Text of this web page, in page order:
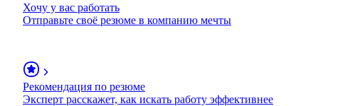
Хочу у вас работать
Отправьте своё резюме в компанию мечты
Рекомендация по резюме
Эксперт расскажет, как искать работу эффективнее